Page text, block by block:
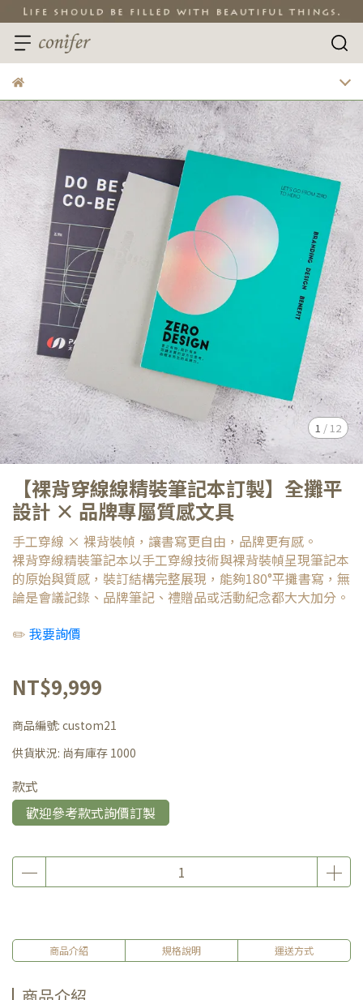
1 / 12
【裸背穿線線精裝筆記本訂製】全攤平
設計 × 品牌專屬質感文具
手工穿線 × 裸背裝幀，讓書寫更自由，品牌更有感。
裸背穿線精裝筆記本以手工穿線技術與裸背裝幀呈現筆記本
的原始與質感，裝訂結構完整展現，能夠180°平攤書寫，無
論是會議記錄、品牌筆記、禮贈品或活動紀念都大大加分。
✏️ 我要詢價
NT$9,999
商品編號: custom21
供貨狀況: 尚有庫存 1000
款式
歡迎參考款式詢價訂製
商品介紹 規格說明 運送方式